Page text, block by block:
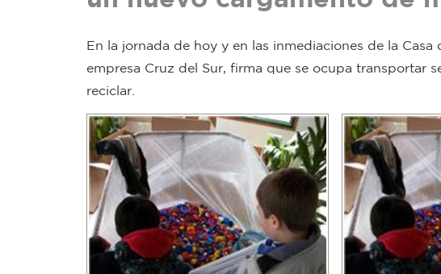
En la jornada de hoy y en las inmediaciones de la
empresa Cruz del Sur, firma que se ocupa transportar
reciclar.